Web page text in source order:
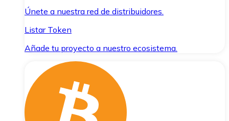
Únete a nuestra red de distribuidores.
Listar Token
Añade tu proyecto a nuestro ecosistema.